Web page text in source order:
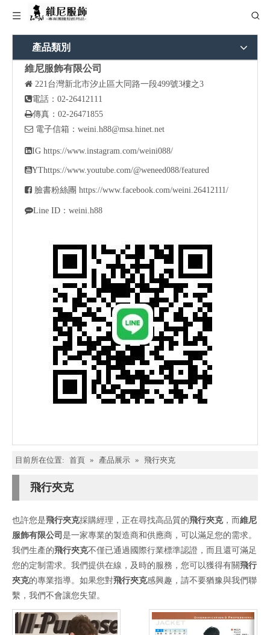
產品類別
維尼服飾有限公司
 221台灣新北市汐止區大同路一段499號3樓之3
電話：02-26412111
傳真：02-26471855
 電子信箱： weini.h88@msa.hinet.net
IG https://www.instagram.com/weini088/
YThttps://www.youtube.com/@weneed088/featured
 臉書粉絲團 https://www.facebook.com/weini.26412111/
Line ID：weini.h88
目前所在位置: 首頁 » 產品展示 » 飛行夾克
飛行夾克
也許您是飛行夾克採購經理，正在尋找高品質的飛行夾克，而維尼
服飾有限公司 是一家專業的製造商和供應商，可以滿足您的需求。
我們生產的飛行夾克不僅已通過國際行業標準認證，而且還可滿足
您的定制需求。我們提供在線，及時的服務，您可以獲得有關飛行
夾克的專業指導。如果您對飛行夾克感興趣，請不要猶豫與我們聯
繫，我們不會讓您失望。